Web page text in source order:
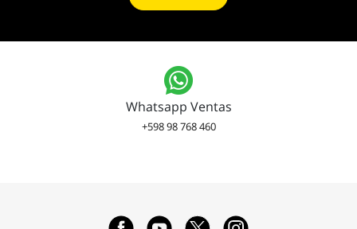
Whatsapp Ventas
+598 98 768 460